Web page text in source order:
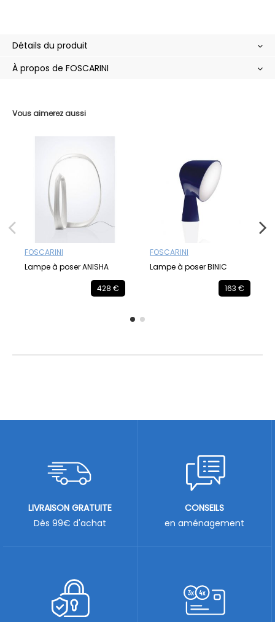
Vous aimerez aussi
FOSCARINI
Lampe à poser ANISHA
428 €
FOSCARINI
Lampe à poser BINIC
163 €
Détails du produit
À propos de FOSCARINI
LIVRAISON GRATUITE
Dès 99€ d'achat
CONSEILS
en aménagement